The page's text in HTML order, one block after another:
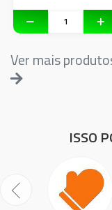
Ver mais
ISSO